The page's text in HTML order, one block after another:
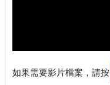
如果需要影片檔案，請按